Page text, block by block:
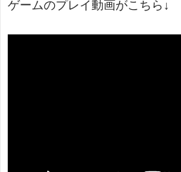
ゲームのプレイ動画がこちら↓